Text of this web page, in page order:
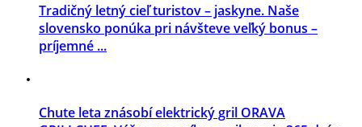
Tradičný letný cieľ turistov – jaskyne. Naše
slovensko ponúka pri návšteve veľký bonus –
príjemné ...
Chute leta znásobí elektrický gril ORAVA